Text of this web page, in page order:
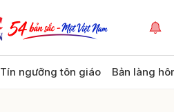
Tín ngưỡng tôn giáo Bản làng